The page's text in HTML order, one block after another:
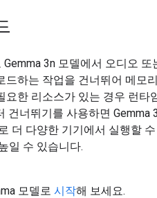
3n 모델에서 오디오
드하는 작업을 건너뛰어 메모
요한 리소스가 있는 경우 런타
건너뛰기를 사용하면 Gemma
더 다양한 기기에서 실행할
일 수 있습니다.
모델로 시작해 보세요.